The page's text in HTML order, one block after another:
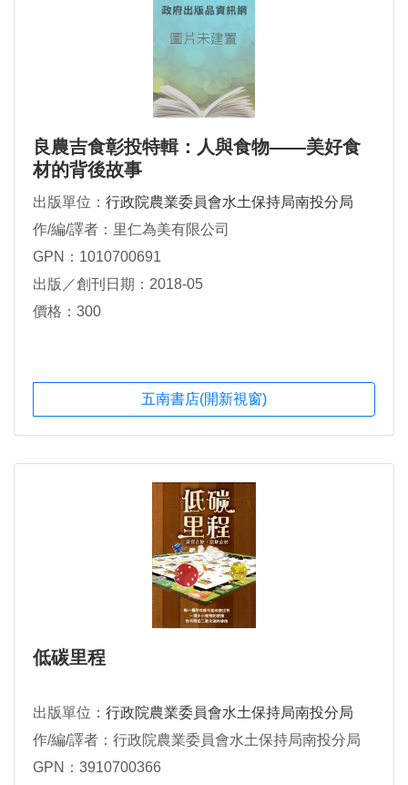
良農吉食彰投特輯：人與食物——美好食
材的背後故事
出版單位： 行政院農業委員會水土保持局南投分局
作/編/譯者：里仁為美有限公司
GPN：1010700691
出版／創刊日期：2018-05
價格：300
五南書店(開新視窗)
低碳里程
出版單位： 行政院農業委員會水土保持局南投分局
作/編/譯者：行政院農業委員會水土保持局南投分局
GPN：3910700366